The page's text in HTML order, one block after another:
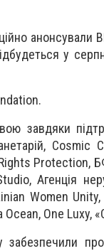
анонсували
у
завдяки
Protection,
Агенція
Women
One Luxy,
забезпечили